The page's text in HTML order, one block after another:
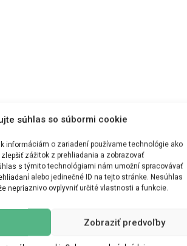
súhlas so súbormi cookie
informáciám o zariadení používame technológie ako
zážitok z prehliadania a zobrazovať
s týmito technológiami nám umožní spracovávať
alebo jedinečné ID na tejto stránke. Nesúhlas
nepriaznivo ovplyvniť určité vlastnosti a funkcie.
Zobraziť predvoľby